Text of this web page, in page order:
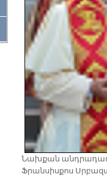
Նախ­քան
Ֆրան­սիս­քոս